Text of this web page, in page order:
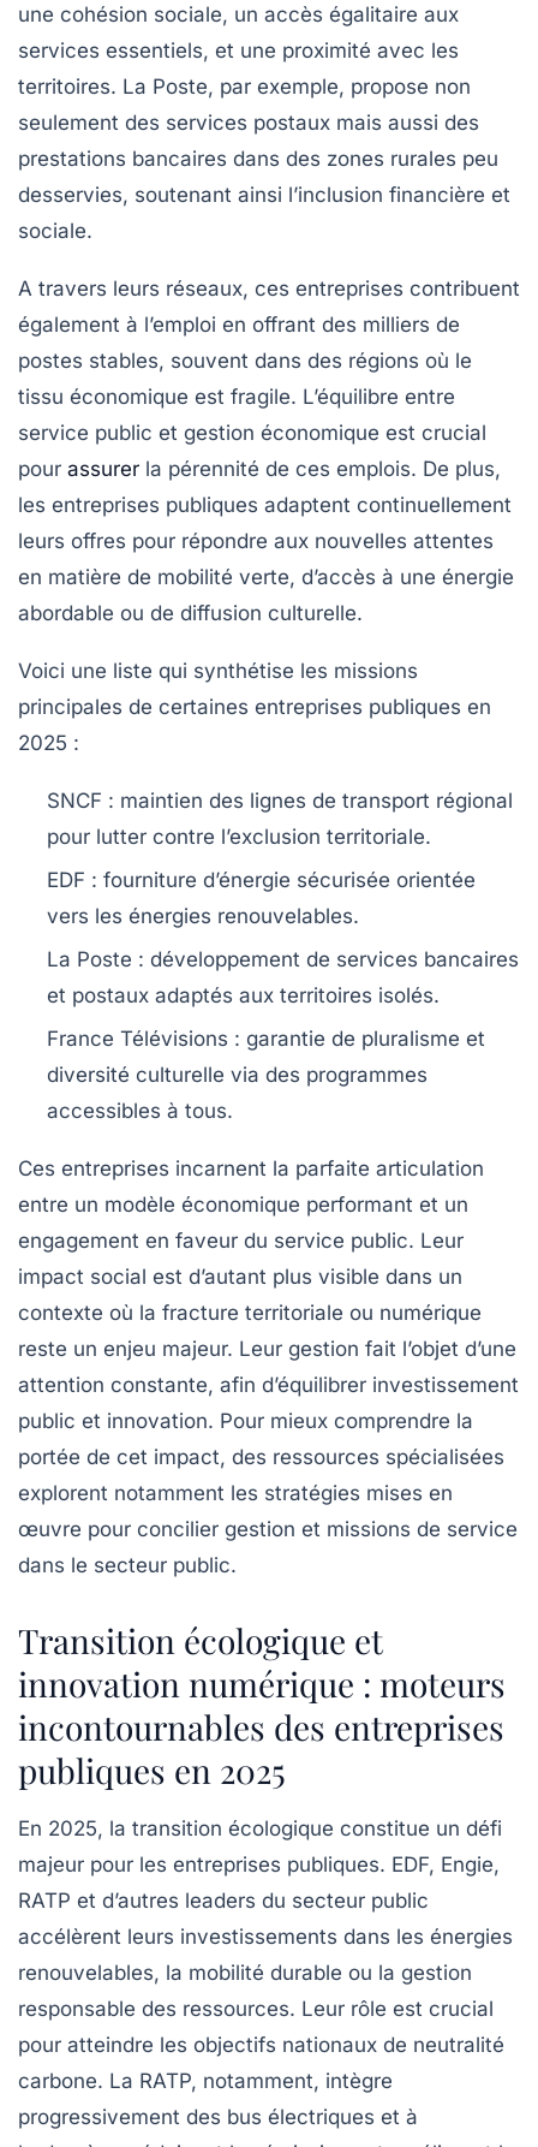
une cohésion sociale, un accès égalitaire aux
services essentiels, et une proximité avec les
territoires. La Poste, par exemple, propose non
seulement des services postaux mais aussi des
prestations bancaires dans des zones rurales peu
desservies, soutenant ainsi l’inclusion financière et
sociale.
A travers leurs réseaux, ces entreprises contribuent
également à l’emploi en offrant des milliers de
postes stables, souvent dans des régions où le
tissu économique est fragile. L’équilibre entre
service public et gestion économique est crucial
pour assurer la pérennité de ces emplois. De plus,
les entreprises publiques adaptent continuellement
leurs offres pour répondre aux nouvelles attentes
en matière de mobilité verte, d’accès à une énergie
abordable ou de diffusion culturelle.
Voici une liste qui synthétise les missions
principales de certaines entreprises publiques en
2025 :
SNCF : maintien des lignes de transport régional
pour lutter contre l’exclusion territoriale.
EDF : fourniture d’énergie sécurisée orientée
vers les énergies renouvelables.
La Poste : développement de services bancaires
et postaux adaptés aux territoires isolés.
France Télévisions : garantie de pluralisme et
diversité culturelle via des programmes
accessibles à tous.
Ces entreprises incarnent la parfaite articulation
entre un modèle économique performant et un
engagement en faveur du service public. Leur
impact social est d’autant plus visible dans un
contexte où la fracture territoriale ou numérique
reste un enjeu majeur. Leur gestion fait l’objet d’une
attention constante, afin d’équilibrer investissement
public et innovation. Pour mieux comprendre la
portée de cet impact, des ressources spécialisées
explorent notamment les stratégies mises en
œuvre pour concilier gestion et missions de service
dans le secteur public.
Transition écologique et
innovation numérique : moteurs
incontournables des entreprises
publiques en 2025
En 2025, la transition écologique constitue un défi
majeur pour les entreprises publiques. EDF, Engie,
RATP et d’autres leaders du secteur public
accélèrent leurs investissements dans les énergies
renouvelables, la mobilité durable ou la gestion
responsable des ressources. Leur rôle est crucial
pour atteindre les objectifs nationaux de neutralité
carbone. La RATP, notamment, intègre
progressivement des bus électriques et à